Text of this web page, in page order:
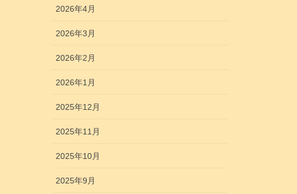
2026年4月
2026年3月
2026年2月
2026年1月
2025年12月
2025年11月
2025年10月
2025年9月